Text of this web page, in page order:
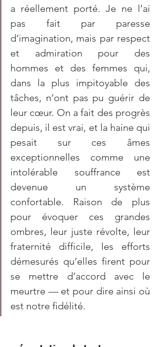
a réellement porté. Je ne l’ai
pas fait par paresse
d’imagination, mais par respect
et admiration pour des
hommes et des femmes qui,
dans la plus impitoyable des
tâches, n’ont pas pu guérir de
leur cœur. On a fait des progrès
depuis, il est vrai, et la haine qui
pesait sur ces âmes
exceptionnelles comme une
intolérable souffrance est
devenue un système
confortable. Raison de plus
pour évoquer ces grandes
ombres, leur juste révolte, leur
fraternité difficile, les efforts
démesurés qu’elles firent pour
se mettre d’accord avec le
meurtre — et pour dire ainsi où
est notre fidélité.